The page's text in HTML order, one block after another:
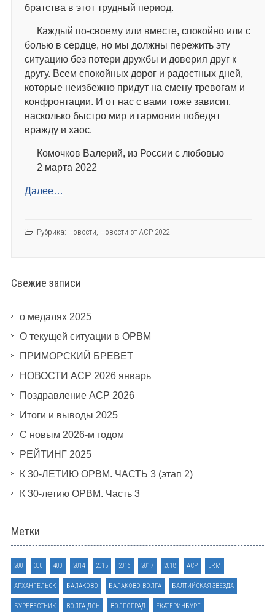
братства в этот трудный период.
Каждый по-своему или вместе, спокойно или с
болью в сердце, но мы должны пережить эту
ситуацию без потери дружбы и доверия друг к
другу. Всем спокойных дорог и радостных дней,
которые неизбежно придут на смену тревогам и
конфронтации. И от нас с вами тоже зависит,
насколько быстро мир и гармония победят
вражду и хаос.
Комочков Валерий, из России с любовью
2 марта 2022
Далее…
Рубрика: Новости Новости от АСР 2022
Свежие записи
о медалях 2025
О текущей ситуации в ОРВМ
ПРИМОРСКИЙ БРЕВЕТ
НОВОСТИ АСР 2026 январь
Поздравление АСР 2026
Итоги и выводы 2025
С новым 2026-м годом
РЕЙТИНГ 2025
К 30-ЛЕТИЮ ОРВМ. ЧАСТЬ 3 (этап 2)
К 30-летию ОРВМ. Часть 3
Метки
200 300 400 2014 2015 2016 2017 2018 ACP LRM
АРХАНГЕЛЬСК БАЛАКОВО БАЛАКОВО-ВОЛГА БАЛТИЙСКАЯ ЗВЕЗДА
БУРЕВЕСТНИК ВОЛГА-ДОН ВОЛГОГРАД ЕКАТЕРИНБУРГ